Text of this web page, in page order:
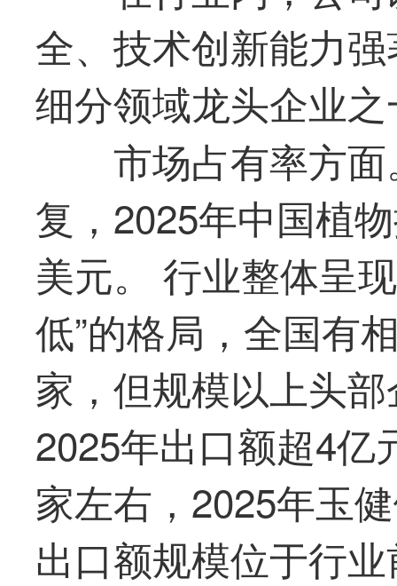
全、技术创新能力
细分领域龙头企业
市场占有率方
复，2025年中国植
美元。 行业整体呈
低”的格局，全国有
家，但规模以上头
2025年出口额超4亿
家左右，2025年玉
出口额规模位于行